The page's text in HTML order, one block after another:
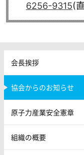
6256-9315(
会長挨拶
協会からのお知らせ
原子力産業安全憲章
組織の概要